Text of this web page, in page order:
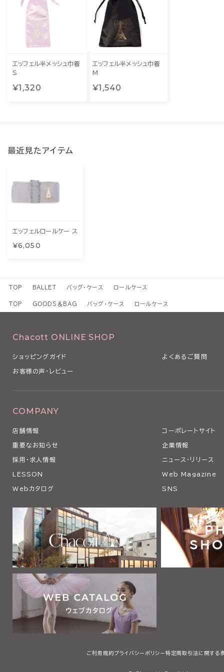
エッフェル半メッシュ巾着
S
¥1,320
エッフェル半メッシュ巾着
M
¥1,540
最近見たアイテム
エッフェルロールケー ス
¥6,050
TOP BALLET バッグ・ケース ロールケース
TOP GOODS＆BAG バッグ・ケース ロールケース
Chacott ONLINE SHOP
ショッピングガイド よくあるご質問
お客様の声・レビュー
COMPANY
店舗情報 コーポレートサイト
重要なお知らせ 企業情報
採用・求人情報 ニュース・リリース
LESSON Web Magazine
Webカタログ SNS
ご利用規約プライバシーポリシー 特定商取引法に関する